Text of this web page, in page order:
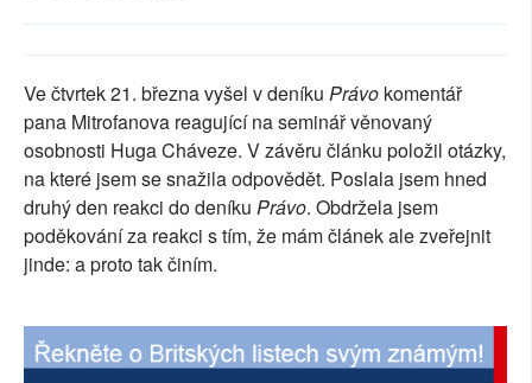
AUTOŘI
PŘÍSPĚVKY NA PROVOZ
SOCIÁLNÍ SÍTĚ
RUBRIKY
Ve čtvrtek 21. března vyšel v deníku Právo komentář
pana Mitrofanova reagující na seminář věnovaný
osobnosti Huga Cháveze. V závěru článku položil otázky,
na které jsem se snažila odpovědět. Poslala jsem hned
druhý den reakci do deníku Právo. Obdržela jsem
poděkování za reakci s tím, že mám článek ale zveřejnit
jinde: a proto tak činím.